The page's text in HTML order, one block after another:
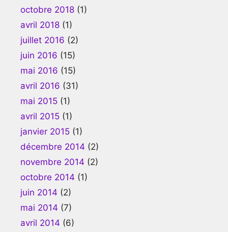
octobre 2018 (1)
avril 2018 (1)
juillet 2016 (2)
juin 2016 (15)
mai 2016 (15)
avril 2016 (31)
mai 2015 (1)
avril 2015 (1)
janvier 2015 (1)
décembre 2014 (2)
novembre 2014 (2)
octobre 2014 (1)
juin 2014 (2)
mai 2014 (7)
avril 2014 (6)